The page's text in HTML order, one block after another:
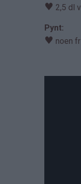
♥ 2,5 dl
Pynt:
♥ noen